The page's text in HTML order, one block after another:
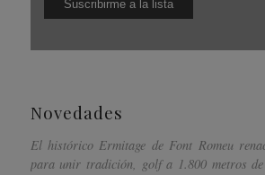
Novedades
El histórico Ermitage de Font Romeu
para unir tradición, golf a 1.800 metros